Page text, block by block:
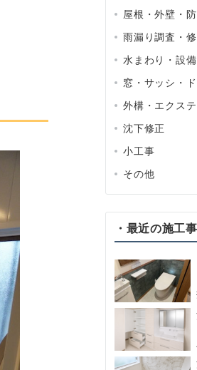
屋根・外壁・
雨漏り調査・
水まわり・設備
窓・サッシ・
外構・エクス
沈下修正
小工事
その他
・最近の施工